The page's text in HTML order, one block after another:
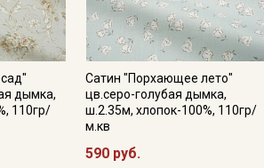
дымка,
110гр/
Сатин "Порхающее лето"
цв.серо-голубая дымка,
ш.2.35м, хлопок-100%, 110гр/
м.кв
590 руб.
30% на узкие